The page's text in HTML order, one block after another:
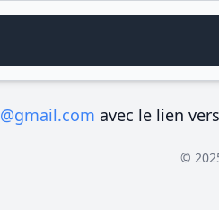
avec le lien
©